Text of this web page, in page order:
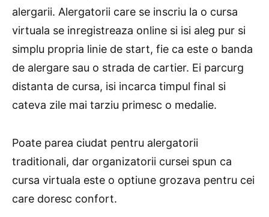
alergarii. Alergatorii care se inscriu la o cursa
virtuala se inregistreaza online si isi aleg pur si
simplu propria linie de start, fie ca este o banda
de alergare sau o strada de cartier. Ei parcurg
distanta de cursa, isi incarca timpul final si
cateva zile mai tarziu primesc o medalie.
Poate parea ciudat pentru alergatorii
traditionali, dar organizatorii cursei spun ca
cursa virtuala este o optiune grozava pentru cei
care doresc confort.